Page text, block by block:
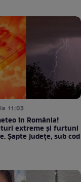
11:03
în România!
extreme și furtuni
Șapte județe, sub cod